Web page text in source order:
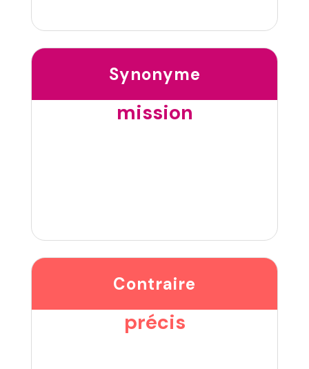
Synonyme
mission
Contraire
précis